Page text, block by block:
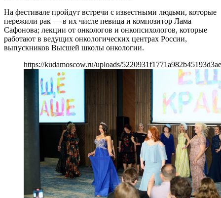
На фестивале пройдут встречи с известными людьми, которые
пережили рак — в их числе певица и композитор Лама
Сафонова; лекции от онкологов и онкопсихологов, которые
работают в ведущих онкологических центрах России,
выпускников Высшей школы онкологии.
https://kudamoscow.ru/uploads/